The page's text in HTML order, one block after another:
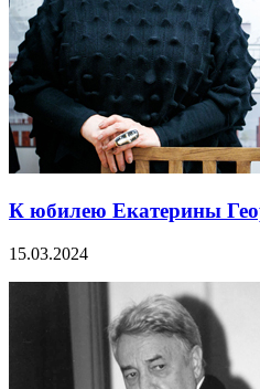
К юбилею Екатерины
15.03.2024